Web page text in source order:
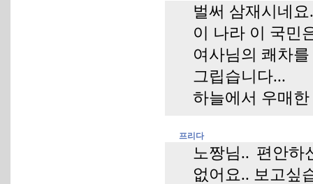
벌써 삼재시네요
이 나라 이 국민
여사님의 쾌차
그립습니다...
하늘에서 우매
프리다
노짱님.. 편안
없어요.. 보고싶